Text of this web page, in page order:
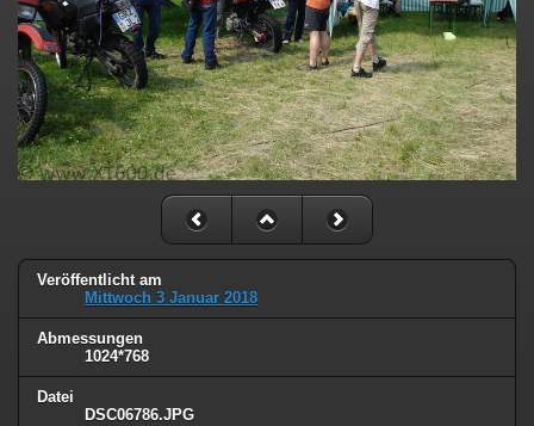
Veröffentlicht am
Mittwoch 3 Januar 2018
Abmessungen
1024*768
Datei
DSC06786.JPG